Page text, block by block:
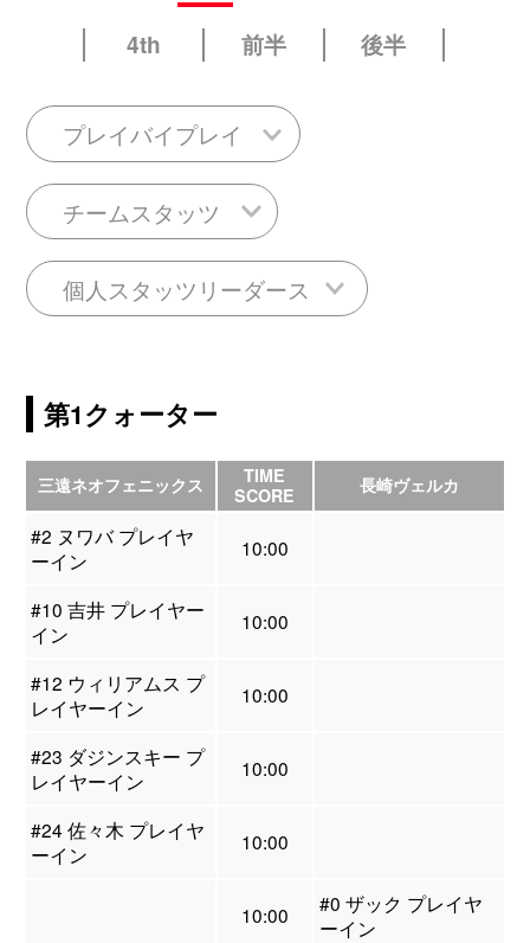
4th
前半 後半
プレイバイプレイ
チームスタッツ
個人スタッツリーダース
第1クォーター
三遠ネオフェニックス
TIME
SCORE
長崎ヴェルカ
#2 ヌワバ プレイヤ
ーイン
10:00
#10 吉井 プレイヤー
イン
10:00
#12 ウィリアムス プ
レイヤーイン
10:00
#23 ダジンスキー プ
レイヤーイン
10:00
#24 佐々木 プレイヤ
ーイン
10:00
10:00
#0 ザック プレイヤ
ーイン